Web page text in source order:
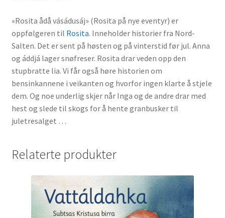
«Rosita ådå vásádusáj» (Rosita på nye eventyr) er
oppfølgeren til Rosita. Inneholder historier fra Nord-
Salten. Det er sent på høsten og på vinterstid før jul. Anna
og áddjá lager snøfreser. Rosita drar veden opp den
stupbratte lia. Vi får også høre historien om
bensinkannene i veikanten og hvorfor ingen klarte å stjele
dem. Og noe underlig skjer når Inga og de andre drar med
hest og slede til skogs for å hente granbusker til
juletresalget …
Relaterte produkter